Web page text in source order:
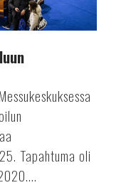
Tapahtuma oli